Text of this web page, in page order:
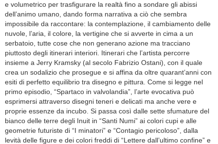
e volumetrico per trasfigurare la realtà fino a sondare gli abissi
dell’animo umano, dando forma narrativa a ciò che sembra
impossibile da raccontare: la contemplazione, il cambiamento delle
nuvole, l’aria, il colore, la vertigine che si avverte in cima a un
serbatoio, tutte cose che non generano azione ma tracciano
piuttosto degli itinerari interiori. Itinerari che l’artista percorre
insieme a Jerry Kramsky (al secolo Fabrizio Ostani), con il quale
crea un sodalizio che prosegue e si affina da oltre quarant’anni con
esiti di perfetto equilibrio tra disegno e pittura. Come si legge nel
primo episodio, “Spartaco in valvolandia”, l’arte evocativa può
esprimersi attraverso disegni teneri e delicati ma anche vere e
proprie essenze da incubo. Si passa così dalle sette sfumature del
bianco delle terre degli Inuit in “Santi Numi” ai colori cupi e alle
geometrie futuriste di “I minatori” e “Contagio pericoloso”, dalla
levità delle figure e dei colori freddi di “Lettere dall’ultimo confine” e